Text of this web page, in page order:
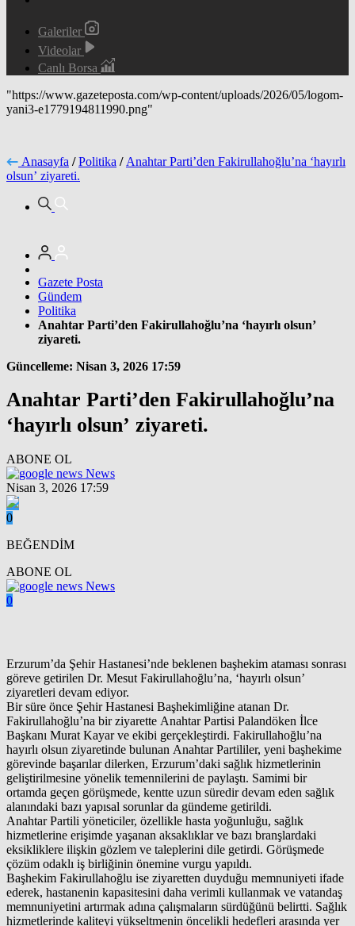
Galeriler
Videolar
Canlı Borsa
"https://www.gazeteposta.com/wp-content/uploads/2026/05/logom-
yani3-e1779194811990.png"
Anasayfa / Politika / Anahtar Parti’den Fakirullahoğlu’na ‘hayırlı
olsun’ ziyareti.
Gazete Posta
Gündem
Politika
Anahtar Parti’den Fakirullahoğlu’na ‘hayırlı olsun’
ziyareti.
Güncelleme: Nisan 3, 2026 17:59
Anahtar Parti’den Fakirullahoğlu’na
‘hayırlı olsun’ ziyareti.
ABONE OL
News
Nisan 3, 2026 17:59
0
BEĞENDİM
ABONE OL
News
0
Erzurum’da Şehir Hastanesi’nde beklenen başhekim ataması sonrası
göreve getirilen Dr. Mesut Fakirullahoğlu’na, ‘hayırlı olsun’
ziyaretleri devam ediyor.
Bir süre önce Şehir Hastanesi Başhekimliğine atanan Dr.
Fakirullahoğlu’na bir ziyarette Anahtar Partisi Palandöken İlce
Başkanı Murat Kayar ve ekibi gerçekleştirdi. Fakirullahoğlu’na
hayırlı olsun ziyaretinde bulunan Anahtar Partililer, yeni başhekime
görevinde başarılar dilerken, Erzurum’daki sağlık hizmetlerinin
geliştirilmesine yönelik temennilerini de paylaştı. Samimi bir
ortamda geçen görüşmede, kentte uzun süredir devam eden sağlık
alanındaki bazı yapısal sorunlar da gündeme getirildi.
Anahtar Partili yöneticiler, özellikle hasta yoğunluğu, sağlık
hizmetlerine erişimde yaşanan aksaklıklar ve bazı branşlardaki
eksikliklere ilişkin gözlem ve taleplerini dile getirdi. Görüşmede
çözüm odaklı iş birliğinin önemine vurgu yapıldı.
Başhekim Fakirullahoğlu ise ziyaretten duyduğu memnuniyeti ifade
ederek, hastanenin kapasitesini daha verimli kullanmak ve vatandaş
memnuniyetini artırmak adına çalışmaların sürdüğünü belirtti. Sağlık
hizmetlerinde kaliteyi yükseltmenin öncelikli hedefleri arasında yer